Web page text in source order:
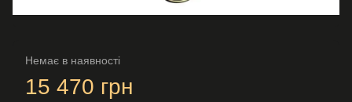
Немає в наявності
15 470 грн